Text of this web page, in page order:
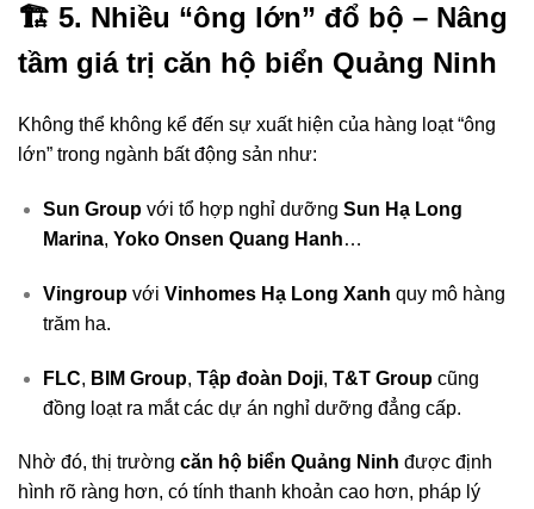
🏗️ 5. Nhiều “ông lớn” đổ bộ – Nâng
tầm giá trị căn hộ biển Quảng Ninh
Không thể không kể đến sự xuất hiện của hàng loạt “ông
lớn” trong ngành bất động sản như:
Sun Groupvới tổ hợp nghỉ dưỡng Sun Hạ Long
Marina, Yoko Onsen Quang Hanh…
Vingroupvới Vinhomes Hạ Long Xanh quy mô hàng
trăm ha.
FLC, BIM Group, Tập đoàn Doji, T&T Groupcũng
đồng loạt ra mắt các dự án nghỉ dưỡng đẳng cấp.
Nhờ đó, thị trường căn hộ biển Quảng Ninh được định
hình rõ ràng hơn, có tính thanh khoản cao hơn, pháp lý